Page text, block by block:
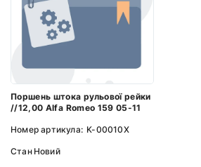
Поршень штока рульової рейки
//12,00 Alfa Romeo 159 05-11
Номер артикула: K-00010X
Стан Новий